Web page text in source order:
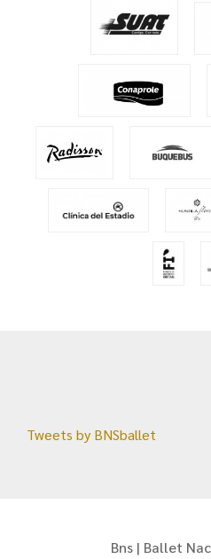
Tweets by BNSballet
Bns | Ballet